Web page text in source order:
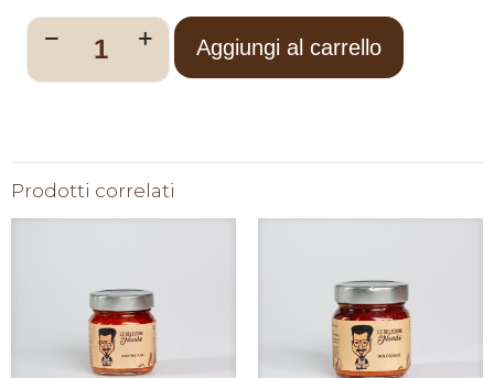
Aggiungi al carrello
Prodotti correlati